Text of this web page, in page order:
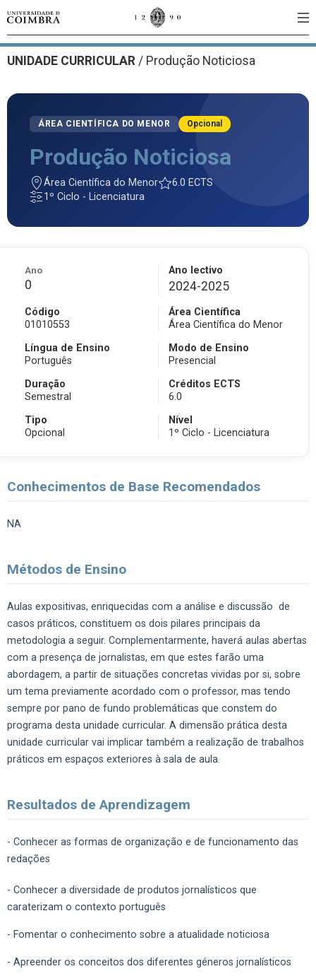
UNIDADE CURRICULAR / Produção Noticiosa
ÁREA CIENTÍFICA DO MENOR Opcional
Produção Noticiosa
Área Científica do Menor
6.0 ECTS
1º Ciclo - Licenciatura
Ano
0
Ano lectivo
2024-2025
Código
01010553
Área Científica
Área Científica do Menor
Língua de Ensino
Português
Modo de Ensino
Presencial
Duração
Semestral
Créditos ECTS
6.0
Tipo
Opcional
Nível
1º Ciclo - Licenciatura
Conhecimentos de Base Recomendados
NA
Métodos de Ensino
Aulas expositivas, enriquecidas com a análise e discussão de
casos práticos, constituem os dois pilares principais da
metodologia a seguir. Complementarmente, haverá aulas abertas
com a presença de jornalistas, em que estes farão uma
abordagem, a partir de situações concretas vividas por si, sobre
um tema previamente acordado com o professor, mas tendo
sempre por pano de fundo problemáticas que constem do
programa desta unidade curricular. A dimensão prática desta
unidade curricular vai implicar também a realização de trabalhos
práticos em espaços exteriores à sala de aula.
Resultados de Aprendizagem
- Conhecer as formas de organização e de funcionamento das
redações
- Conhecer a diversidade de produtos jornalísticos que
caraterizam o contexto português
- Fomentar o conhecimento sobre a atualidade noticiosa
- Apreender os conceitos dos diferentes géneros jornalísticos